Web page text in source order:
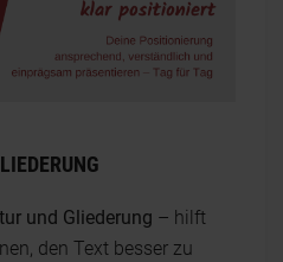
und Gliederung – hilft
den Text besser zu